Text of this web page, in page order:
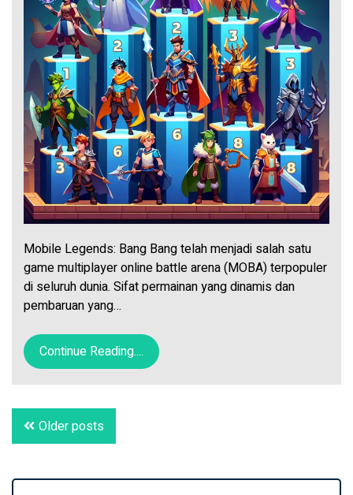
Mobile Legends: Bang Bang telah menjadi salah satu
game multiplayer online battle arena (MOBA) terpopuler
di seluruh dunia. Sifat permainan yang dinamis dan
pembaruan yang…
Continue Reading....
Posts
navigation
Older posts